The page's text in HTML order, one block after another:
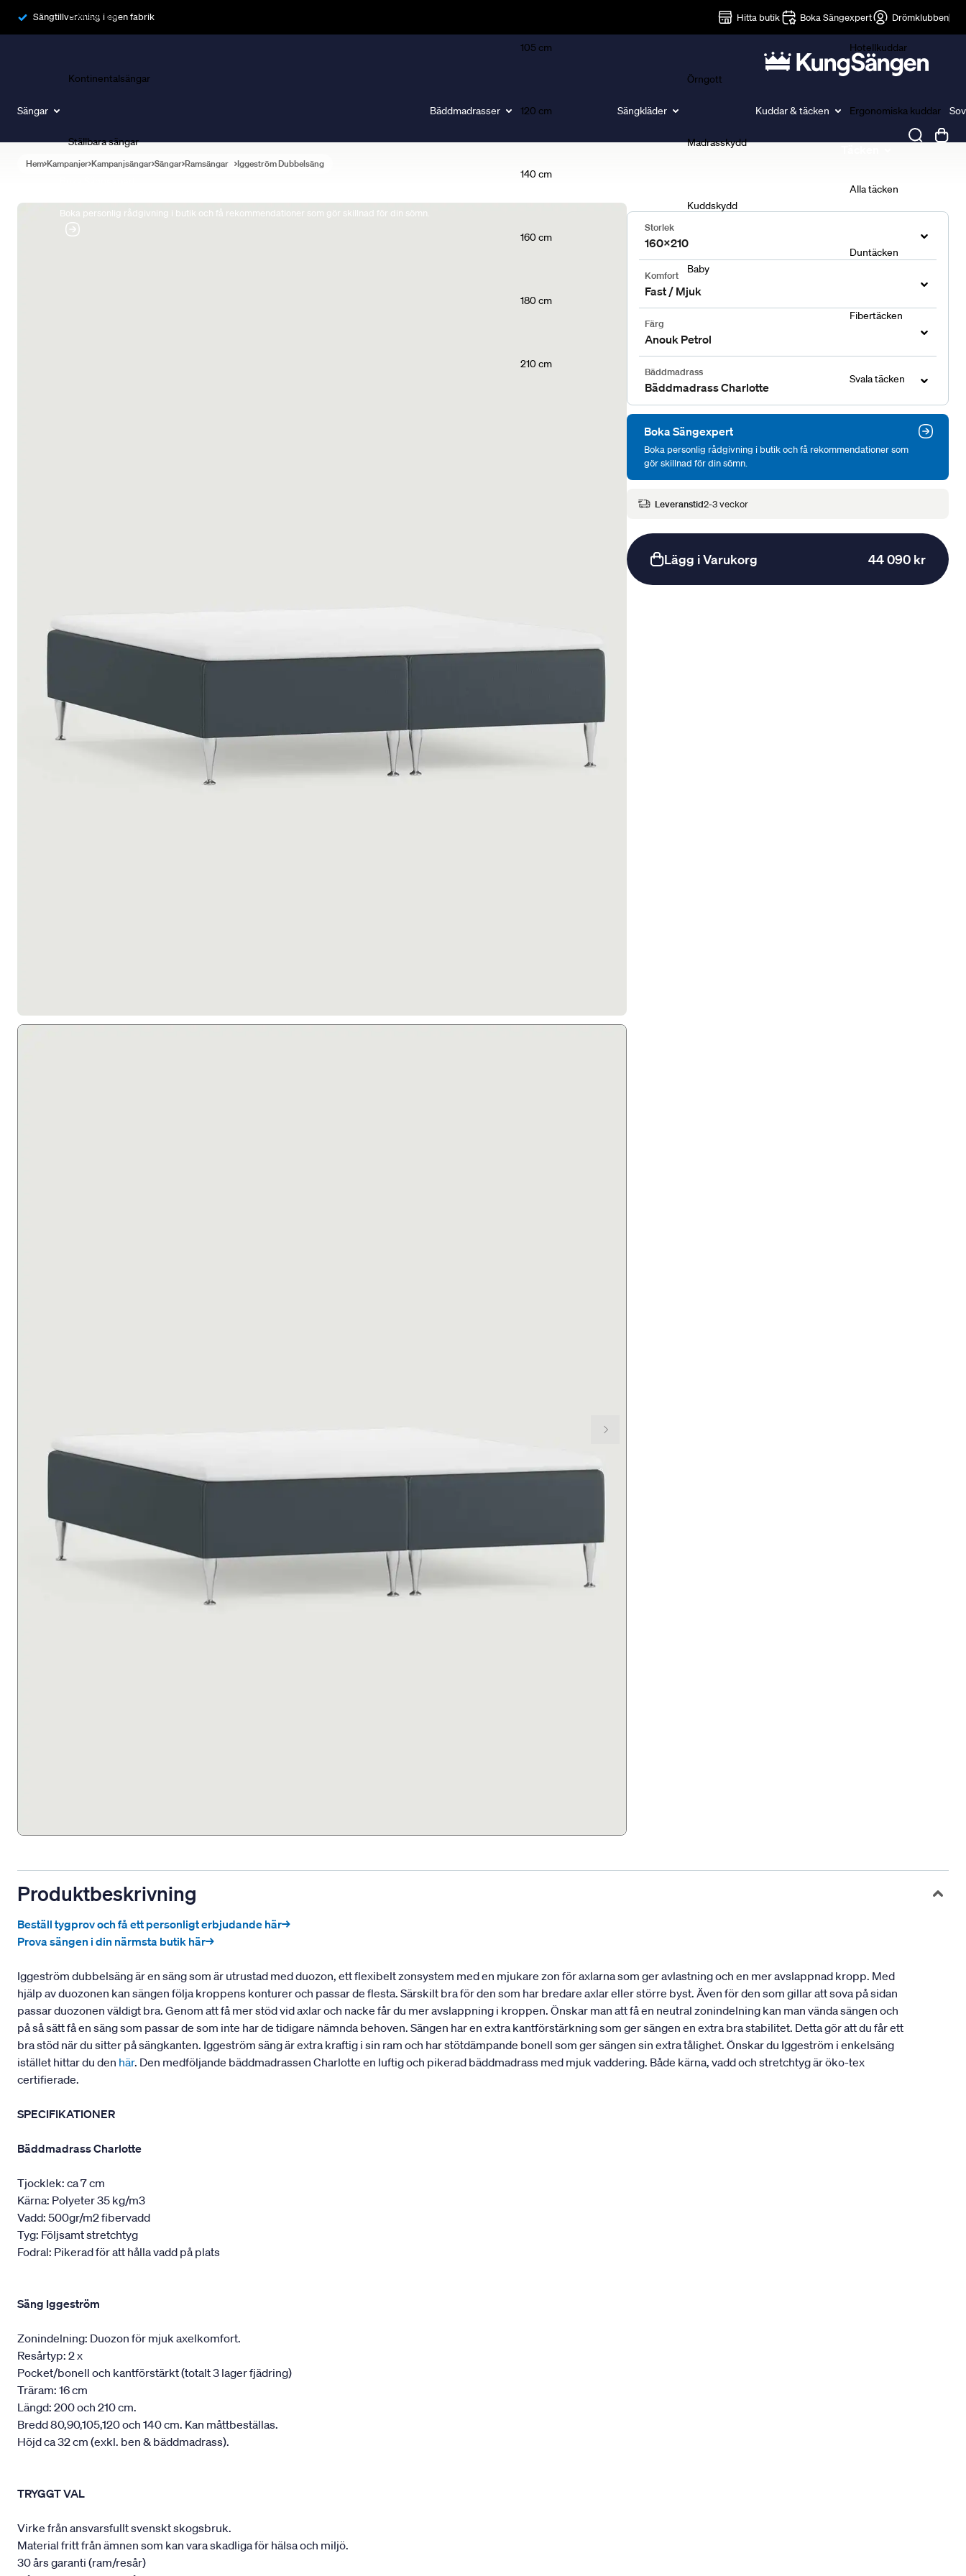
Sängtillverkning i egen fabrik Hitta butik Boka Sängexpert Drömklubben
Sängar
Ramsängar
Kontinentalsängar
Ställbara sängar
Boka personlig rådgivning i butik och få rekommendationer som gör skillnad för din sömn.
Bäddmadrasser
105 cm
120 cm
140 cm
160 cm
180 cm
210 cm
Sängkläder
Örngott
Madrasskydd
Kuddskydd
Baby
Kuddar & täcken
Hotellkuddar
Ergonomiska kuddar
Alla täcken
Duntäcken
Fibertäcken
Svala täcken
Hem Kampanjer Kampanjsängar Sängar Ramsängar Iggeström Dubbelsäng
Storlek
160x210
Komfort
Fast / Mjuk
Färg
Anouk Petrol
Bäddmadrass
Bäddmadrass Charlotte
Boka Sängexpert
Boka personlig rådgivning i butik och få rekommendationer som
gör skillnad för din sömn.
Leveranstid2-3 veckor
Lägg i Varukorg 44 090 kr
Produktbeskrivning
Beställ tygprov och få ett personligt erbjudande här→
Prova sängen i din närmsta butik här→
Iggeström dubbelsäng är en säng som är utrustad med duozon, ett flexibelt zonsystem med en mjukare zon för axlarna som ger avlastning och en mer avslappnad kropp. Med
hjälp av duozonen kan sängen följa kroppens konturer och passar de flesta. Särskilt bra för den som har bredare axlar eller större byst. Även för den som gillar att sova på sidan
passar duozonen väldigt bra. Genom att få mer stöd vid axlar och nacke får du mer avslappning i kroppen. Önskar man att få en neutral zonindelning kan man vända sängen och
på så sätt få en säng som passar de som inte har de tidigare nämnda behoven. Sängen har en extra kantförstärkning som ger sängen en extra bra stabilitet. Detta gör att du får ett
bra stöd när du sitter på sängkanten. Iggeström säng är extra kraftig i sin ram och har stötdämpande bonell som ger sängen sin extra tålighet. Önskar du Iggeström i enkelsäng
istället hittar du den här. Den medföljande bäddmadrassen Charlotte en luftig och pikerad bäddmadrass med mjuk vaddering. Både kärna, vadd och stretchtyg är öko-tex
certifierade.
SPECIFIKATIONER
Bäddmadrass Charlotte
Tjocklek: ca 7 cm
Kärna: Polyeter 35 kg/m3
Vadd: 500gr/m2 fibervadd
Tyg: Följsamt stretchtyg
Fodral: Pikerad för att hålla vadd på plats
Säng Iggeström
Zonindelning: Duozon för mjuk axelkomfort.
Resårtyp: 2 x
Pocket/bonell och kantförstärkt (totalt 3 lager fjädring)
Träram: 16 cm
Längd: 200 och 210 cm.
Bredd 80,90,105,120 och 140 cm. Kan måttbeställas.
Höjd ca 32 cm (exkl. ben & bäddmadrass).
TRYGGT VAL
Virke från ansvarsfullt svenskt skogsbruk.
Material fritt från ämnen som kan vara skadliga för hälsa och miljö.
30 års garanti (ram/resår)